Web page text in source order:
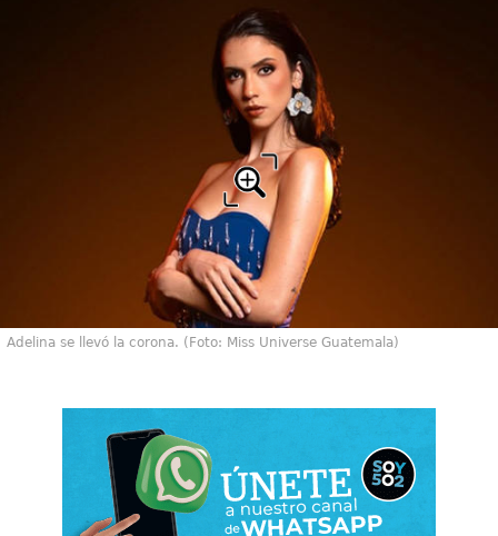
Adelina se llevó la corona. (Foto: Miss Universe Guatemala)